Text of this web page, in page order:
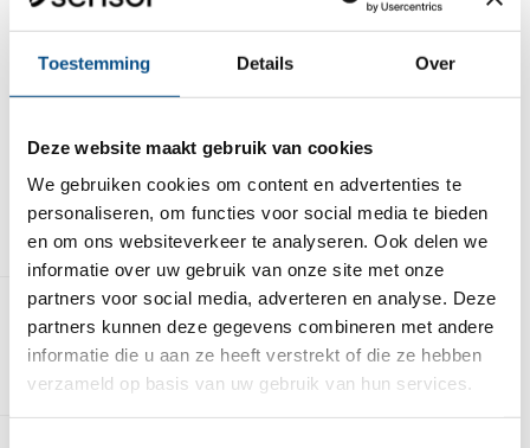
Toestemming Details Over
Deze website maakt gebruik van cookies
We gebruiken cookies om content en advertenties te
personaliseren, om functies voor social media te bieden
en om ons websiteverkeer te analyseren. Ook delen we
informatie over uw gebruik van onze site met onze
partners voor social media, adverteren en analyse. Deze
partners kunnen deze gegevens combineren met andere
informatie die u aan ze heeft verstrekt of die ze hebben
verzameld op basis van uw gebruik van hun services.
ontwikkeling en groei. Medewerkers krijgen de
ruimte om initiatief te nemen, nieuwe ideeën
binnen hun vakgebied. Duurzaamheid en
innovatie spelen een belangrijke rol in de manier
waarop projecten worden uitgevoerd en
producten worden ontwikkeld.
Dit neem je mee